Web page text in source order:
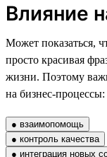
Влияние
Может показаться,
просто красивая
жизни. Поэтому
на бизнес-процессы:
● взаимопомощь
● контроль качества
● интеграция новых